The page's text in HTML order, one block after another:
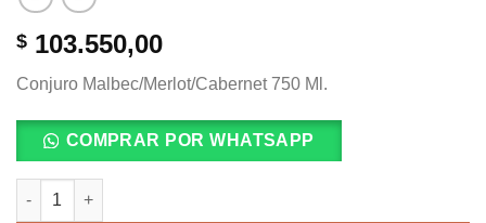
$ 103.550,00
Conjuro Malbec/Merlot/Cabernet 750 Ml.
COMPRAR POR WHATSAPP
Conjuro Malbec/Merlot/Cabernet 750 Ml. cantidad